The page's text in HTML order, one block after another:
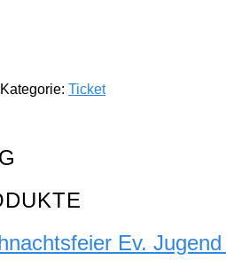
Kategorie: Ticket
Ev.